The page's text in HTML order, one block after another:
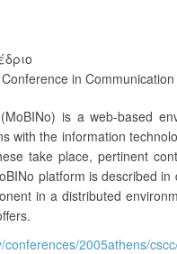
in Communication
is a web-based
with the information
take place, pertinent
platform is described
in a distributed
conferences/2005athens/